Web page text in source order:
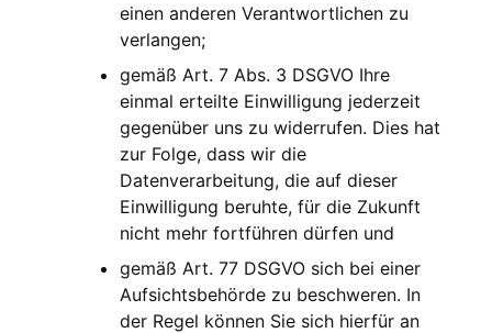
einen anderen Verantwortlichen zu
verlangen;
gemäß Art. 7 Abs. 3 DSGVO Ihre
einmal erteilte Einwilligung jederzeit
gegenüber uns zu widerrufen. Dies hat
zur Folge, dass wir die
Datenverarbeitung, die auf dieser
Einwilligung beruhte, für die Zukunft
nicht mehr fortführen dürfen und
gemäß Art. 77 DSGVO sich bei einer
Aufsichtsbehörde zu beschweren. In
der Regel können Sie sich hierfür an